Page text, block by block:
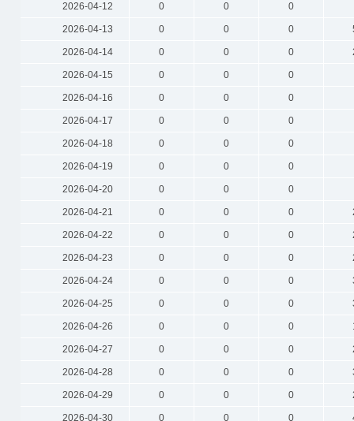
2026-04-12 0 0 0
2026-04-13 0 0 0
2026-04-14 0 0 0
2026-04-15 0 0 0
2026-04-16 0 0 0
2026-04-17 0 0 0
2026-04-18 0 0 0
2026-04-19 0 0 0
2026-04-20 0 0 0
2026-04-21 0 0 0
2026-04-22 0 0 0
2026-04-23 0 0 0
2026-04-24 0 0 0
2026-04-25 0 0 0
2026-04-26 0 0 0
2026-04-27 0 0 0
2026-04-28 0 0 0
2026-04-29 0 0 0
2026-04-30 0 0 0